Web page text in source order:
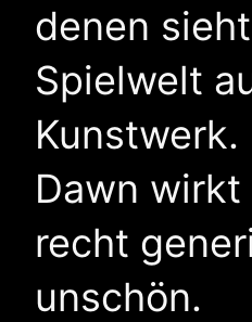
denen
Spielwelt
Kunstwerk.
Dawn wirkt
recht
unschön.